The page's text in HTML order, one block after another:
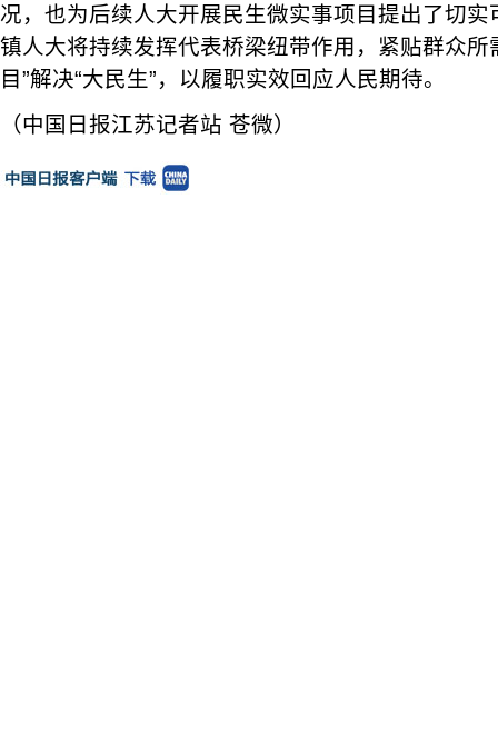
况，也为后续人大开展民生微实事项目提出了切
镇人大将持续发挥代表桥梁纽带作用，紧贴群众所
目”解决“大民生”，以履职实效回应人民期待。
（中国日报江苏记者站 苍微）